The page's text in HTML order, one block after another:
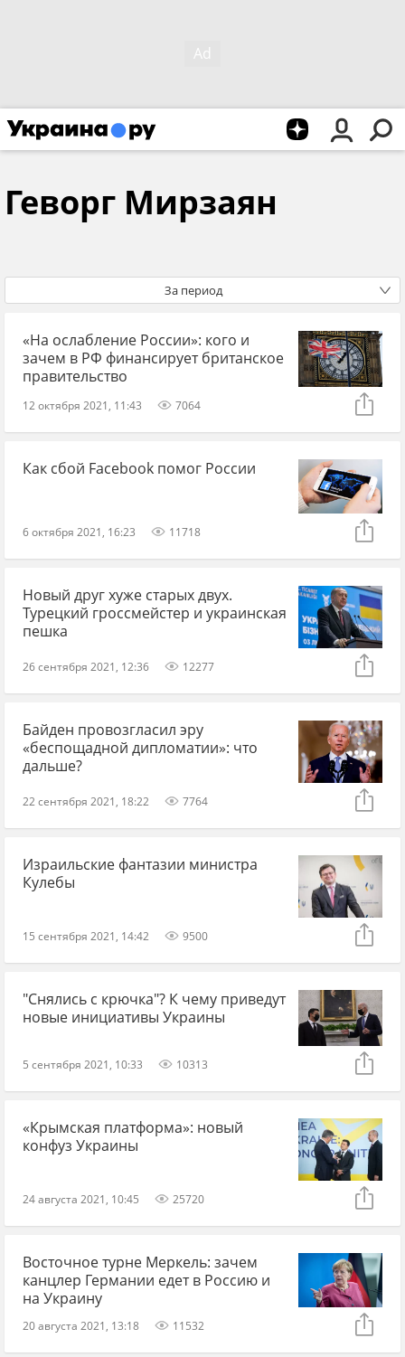
Геворг Мирзаян
За период
«На ослабление России»: кого и
зачем в РФ финансирует британское
правительство
12 октября 2021, 11:43 7064
Как сбой Facebook помог России
6 октября 2021, 16:23 11718
Новый друг хуже старых двух.
Турецкий гроссмейстер и украинская
пешка
26 сентября 2021, 12:36 12277
Байден провозгласил эру
«беспощадной дипломатии»: что
дальше?
22 сентября 2021, 18:22 7764
Израильские фантазии министра
Кулебы
15 сентября 2021, 14:42 9500
"Снялись с крючка"? К чему приведут
новые инициативы Украины
5 сентября 2021, 10:33 10313
«Крымская платформа»: новый
конфуз Украины
24 августа 2021, 10:45 25720
Восточное турне Меркель: зачем
канцлер Германии едет в Россию и
на Украину
20 августа 2021, 13:18 11532